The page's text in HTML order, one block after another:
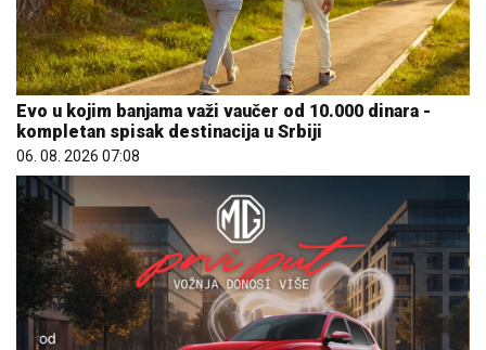
Evo u kojim banjama važi vaučer od 10.000 dinara -
kompletan spisak destinacija u Srbiji
06. 08. 2026 07:08